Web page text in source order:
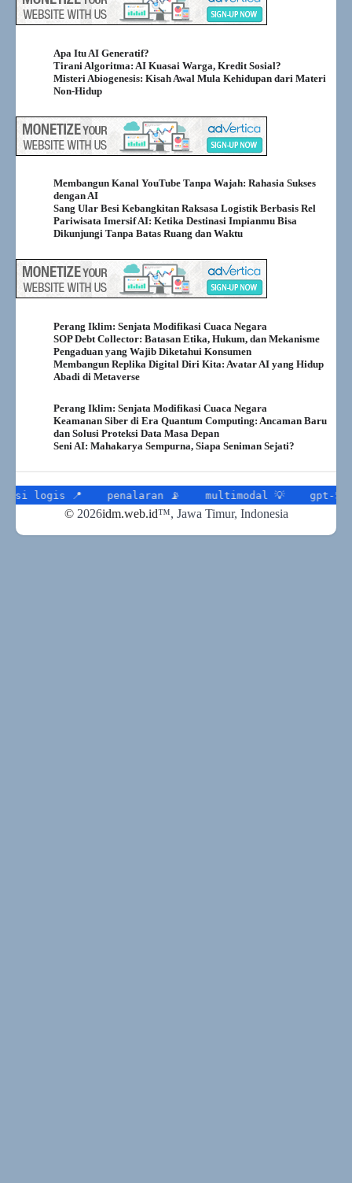
Apa Itu AI Generatif?
Tirani Algoritma: AI Kuasai Warga, Kredit Sosial?
Misteri Abiogenesis: Kisah Awal Mula Kehidupan dari Materi
Non-Hidup
Membangun Kanal YouTube Tanpa Wajah: Rahasia Sukses
dengan AI
Sang Ular Besi Kebangkitan Raksasa Logistik Berbasis Rel
Pariwisata Imersif AI: Ketika Destinasi Impianmu Bisa
Dikunjungi Tanpa Batas Ruang dan Waktu
Perang Iklim: Senjata Modifikasi Cuaca Negara
SOP Debt Collector: Batasan Etika, Hukum, dan Mekanisme
Pengaduan yang Wajib Diketahui Konsumen
Membangun Replika Digital Diri Kita: Avatar AI yang Hidup
Abadi di Metaverse
Perang Iklim: Senjata Modifikasi Cuaca Negara
Keamanan Siber di Era Quantum Computing: Ancaman Baru
dan Solusi Proteksi Data Masa Depan
Seni AI: Mahakarya Sempurna, Siapa Seniman Sejati?
📍 penalaran 📡 multimodal 💡 gpt-5 📌
©2026idm.web.id™, Jawa Timur, Indonesia